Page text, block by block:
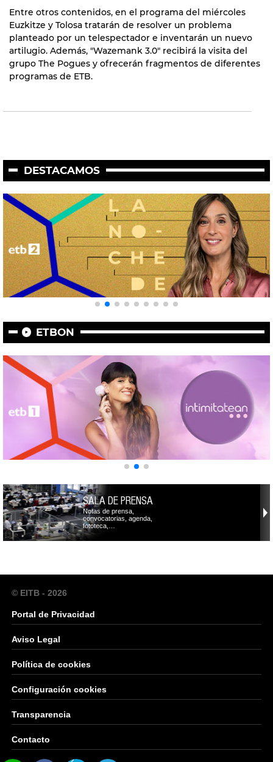
Entre otros contenidos, en el programa del miércoles
Euzkitze y Tolosa tratarán de resolver un problema
planteado por un telespectador e inventarán un nuevo
artilugio. Además, "Wazemank 3.0" recibirá la visita del
grupo The Pogues y ofrecerán fragmentos de diferentes
programas de ETB.
DESTACAMOS
ETBON
SALA DE PRENSA
Notas de prensa,
convocatorias, agenda,
fototeca,…
© EITB - 2026
Portal de Privacidad
Aviso Legal
Política de cookies
Configuración cookies
Transparencia
Contacto